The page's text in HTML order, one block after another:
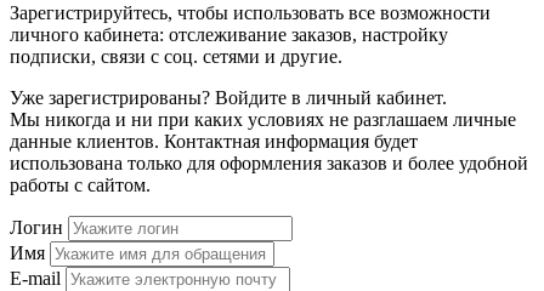
Зарегистрируйтесь, чтобы использовать все возможности
личного кабинета: отслеживание заказов, настройку
подписки, связи с соц. сетями и другие.
Уже зарегистрированы? Войдите в личный кабинет.
Мы никогда и ни при каких условиях не разглашаем личные
данные клиентов. Контактная информация будет
использована только для оформления заказов и более удобной
работы с сайтом.
Логин
Имя
E-mail